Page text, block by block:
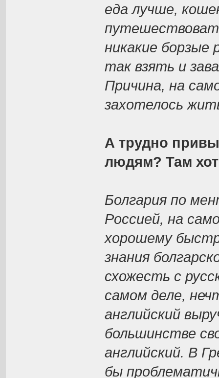
еда лучше,
никакие борзые
так взять и
Причина, на
захотелось
А трудно
людям? Там
Болгария по
Россией, на
хорошему
знания
схожесть с
самом деле,
английский
большинстве
английский. В
бы